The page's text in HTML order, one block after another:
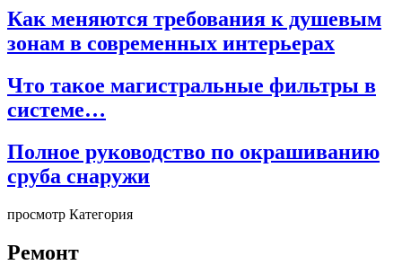
Как меняются требования к душевым
зонам в современных интерьерах
Что такое магистральные фильтры в
системе…
Полное руководство по окрашиванию
сруба снаружи
просмотр Категория
Ремонт